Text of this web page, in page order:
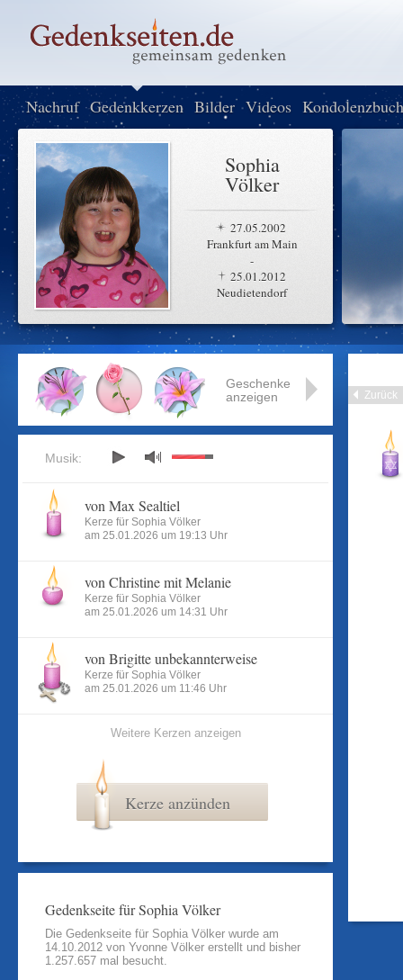
Nachruf Gedenkkerzen Bilder Videos Kondolenzbuch
Sophia
Völker
27.05.2002
Frankfurt am Main
-
25.01.2012
Neudietendorf
Zurück
Geschenke
anzeigen
Musik:
von Max Sealtiel
Kerze für Sophia Völker
am 25.01.2026 um 19:13 Uhr
von Christine mit Melanie
Kerze für Sophia Völker
am 25.01.2026 um 14:31 Uhr
von Brigitte unbekannterweise
Kerze für Sophia Völker
am 25.01.2026 um 11:46 Uhr
Weitere Kerzen anzeigen
Kerze anzünden
Gedenkseite für Sophia Völker
Die Gedenkseite für Sophia Völker wurde am
14.10.2012 von Yvonne Völker erstellt und bisher
1.257.657 mal besucht.